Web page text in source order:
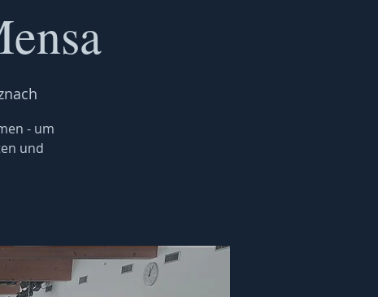
- um
und